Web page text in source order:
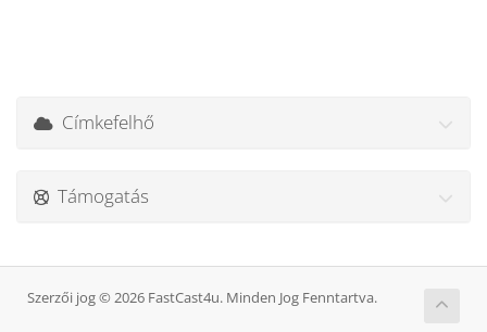
Címkefelhő
Támogatás
Szerzői jog © 2026 FastCast4u. Minden Jog Fenntartva.